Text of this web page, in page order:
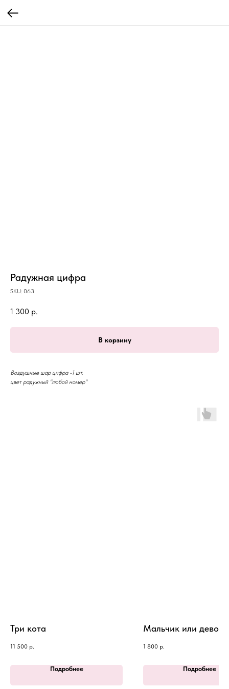
Радужная цифра
SKU: 063
1 300 р.
В корзину
Воздушные шар цифра -1 шт.
цвет радужный "любой номер"
Три кота
11 500 р.
Подробнее
Мальчик или
1 800 р.
Подробнее